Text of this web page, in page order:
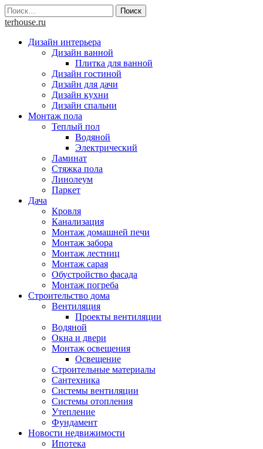
Skip
to
Найти:
terhouse.ru
Дизайн интерьера
Дизайн ванной
Плитка для ванной
Дизайн гостиной
Дизайн для дачи
Дизайн кухни
Дизайн спальни
Монтаж пола
Теплый пол
Водяной
Электрический
Ламинат
Стяжка пола
Линолеум
Паркет
Дача
Кровля
Канализация
Монтаж домашней печи
Монтаж забора
Монтаж лестниц
Монтаж сарая
Обустройство фасада
Монтаж погреба
Строительство дома
Вентиляция
Проекты вентиляции
Водяной
Окна и двери
Монтаж освещения
Освещение
Строительные материалы
Сантехника
Системы вентиляции
Системы отопления
Утепление
Фундамент
Новости недвижимости
Ипотека